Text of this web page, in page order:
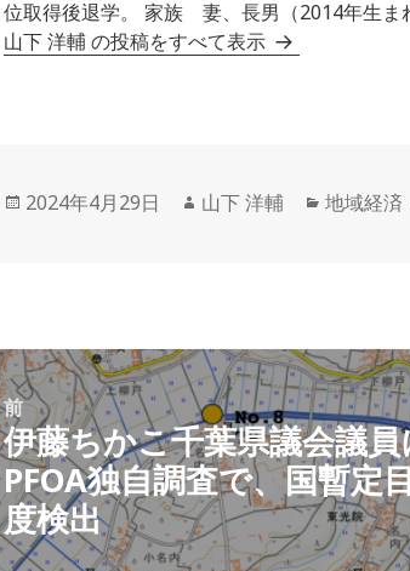
位取得後退学。 家族 妻、長男（2014年生ま
山下 洋輔 の投稿をすべて表示
投
2024年4月29日
作
山下 洋輔
カ
地域経済
前
前
の
投
稿:
伊藤ちかこ千葉県議会議員
PFOA独自調査で、国暫定
度検出